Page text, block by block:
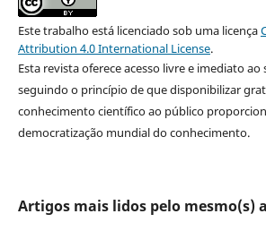
Este trabalho está licenciado sob uma licença
Attribution 4.0 International License.
Esta revista oferece acesso livre e imediato
seguindo o princípio de que disponibilizar
conhecimento científico ao público
democratização mundial do conhecimento.
Artigos mais lidos pelo mesmo(s)